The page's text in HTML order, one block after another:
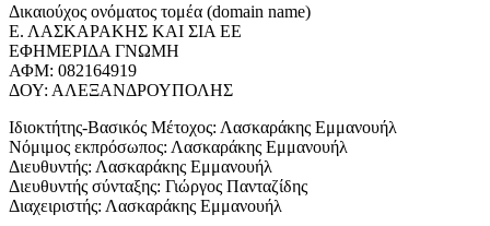
Δικαιούχος ονόματος τομέα (domain name)
Ε. ΛΑΣΚΑΡΑΚΗΣ ΚΑΙ ΣΙΑ ΕΕ
ΕΦΗΜΕΡΙΔΑ ΓΝΩΜΗ
ΑΦΜ: 082164919
ΔΟΥ: ΑΛΕΞΑΝΔΡΟΥΠΟΛΗΣ
Ιδιοκτήτης-Βασικός Μέτοχος: Λασκαράκης Εμμανουήλ
Νόμιμος εκπρόσωπος: Λασκαράκης Εμμανουήλ
Διευθυντής: Λασκαράκης Εμμανουήλ
Διευθυντής σύνταξης: Γιώργος Πανταζίδης
Διαχειριστής: Λασκαράκης Εμμανουήλ